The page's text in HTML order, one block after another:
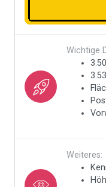
Wichtige
Weiteres: